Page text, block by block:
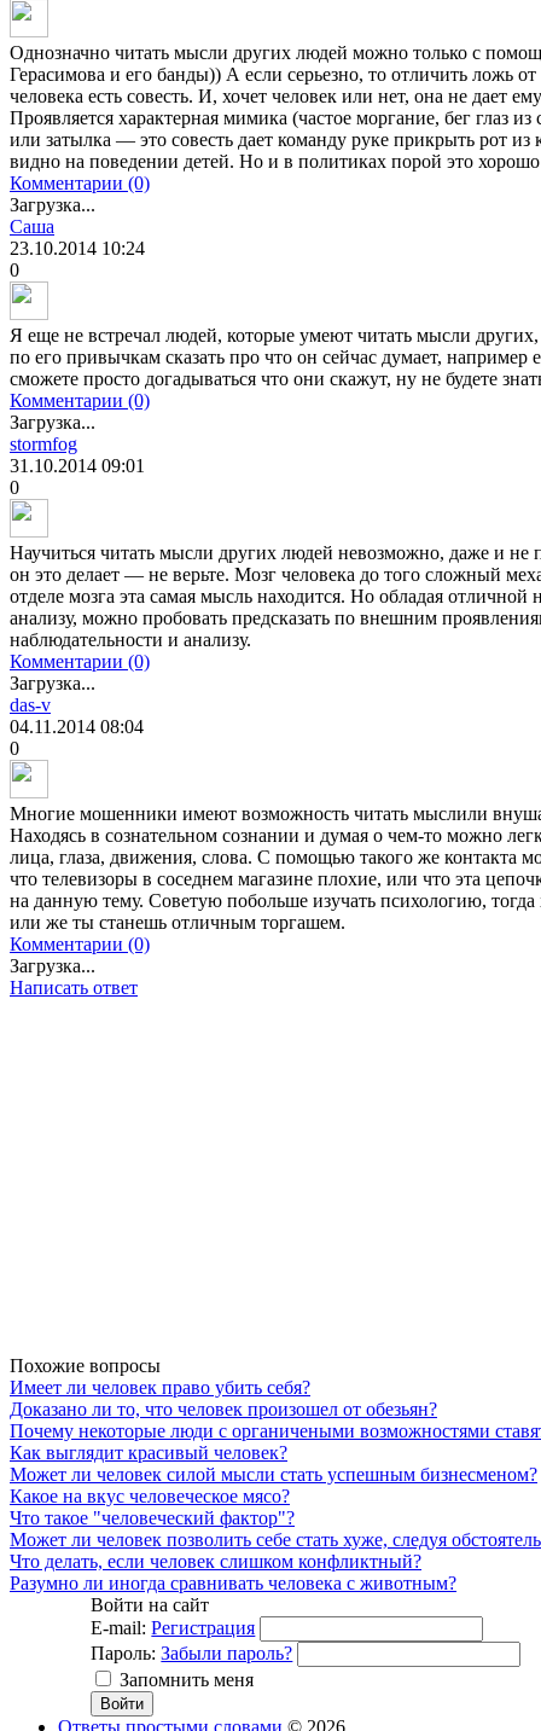
Однозначно читать мысли других людей можно только с
Герасимова и его банды)) А если серьезно, то отличить ложь
человека есть совесть. И, хочет человек или нет, она не дает
Проявляется характерная мимика (частое моргание, бег глаз
или затылка — это совесть дает команду руке прикрыть рот
видно на поведении детей. Но и в политиках порой это хорошо
Комментарии (0)
Загрузка...
Саша
23.10.2014 10:24
0
Я еще не встречал людей, которые умеют читать мысли
по его привычкам сказать про что он сейчас думает,
сможете просто догадываться что они скажут, ну не будете
Комментарии (0)
Загрузка...
stormfog
31.10.2014 09:01
0
Научиться читать мысли других людей невозможно, даже и не
он это делает — не верьте. Мозг человека до того сложный
отделе мозга эта самая мысль находится. Но обладая
анализу, можно пробовать предсказать по внешним
наблюдательности и анализу.
Комментарии (0)
Загрузка...
das-v
04.11.2014 08:04
0
Многие мошенники имеют возможность читать мыслили
Находясь в сознательном сознании и думая о чем-то можно
лица, глаза, движения, слова. С помощью такого же
что телевизоры в соседнем магазине плохие, или что эта
на данную тему. Советую побольше изучать психологию,
или же ты станешь отличным торгашем.
Комментарии (0)
Загрузка...
Написать ответ
Похожие вопросы
Имеет ли человек право убить себя?
Доказано ли то, что человек произошел от обезьян?
Почему некоторые люди с органичеными возможностями
Как выглядит красивый человек?
Может ли человек силой мысли стать успешным бизнесменом?
Какое на вкус человеческое мясо?
Что такое "человеческий фактор"?
Может ли человек позволить себе стать хуже, следуя
Что делать, если человек слишком конфликтный?
Разумно ли иногда сравнивать человека с животным?
Войти на сайт
E-mail: Регистрация
Пароль: Забыли пароль?
Запомнить меня